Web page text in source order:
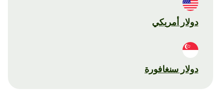
دولار أمريكي
دولار سنغافورة